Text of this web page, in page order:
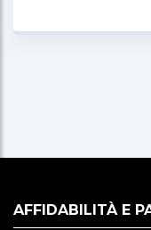
strada, senza
AFFIDABILITÀ E